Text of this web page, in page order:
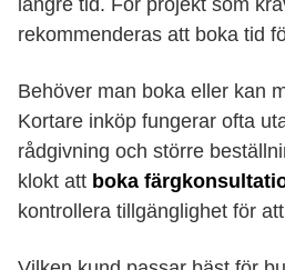
längre tid. För projekt som
rekommenderas att boka tid
Behöver man boka eller kan
Kortare inköp fungerar ofta
rådgivning och större
klokt att boka
kontrollera tillgänglighet för